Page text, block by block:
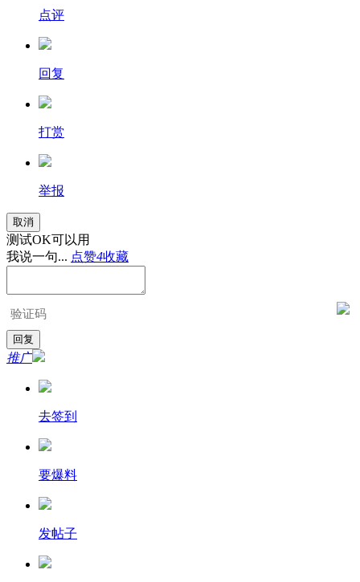
点评
回复
打赏
举报
取消
测试OK可以用
我说一句... 点赞4收藏
推广
去签到
要爆料
发帖子